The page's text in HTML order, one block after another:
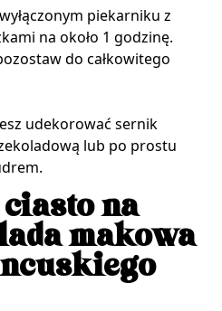
piekarniku z
na około 1 godzinę.
do całkowitego
udekorować sernik
lub po prostu
na
makowa